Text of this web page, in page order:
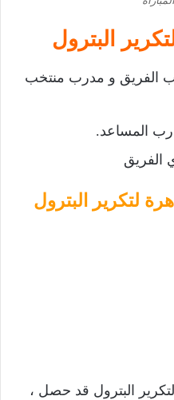
البترول
الفريق و مدرب منتخب
المساعد.
الفريق
لتكرير البترول
البترول قد حصل ،